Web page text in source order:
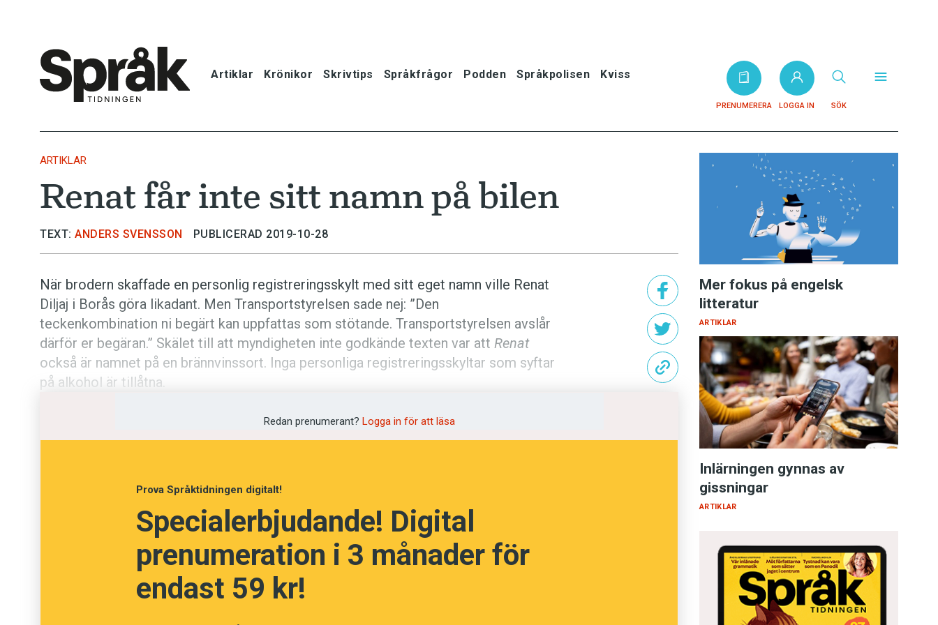
Artiklar Krönikor Skrivtips Språkfrågor Podden Språkpolisen Kviss
PRENUMERERA LOGGA IN SÖK
Krönikor
Språkfrågor
Bokrecensioner
Kviss
Anmäl till språkpolisen
Annonsera
Prenumerera
Läs Språktidningen digitalt
ARTIKLAR
Renat får inte sitt namn på bilen
TEXT: ANDERS SVENSSON PUBLICERAD 2019-10-28
När brodern skaffade en personlig registreringsskylt med sitt eget namn ville Renat
Diljaj i Borås göra likadant. Men Transportstyrelsen sade nej: ”Den
teckenkombination ni begärt kan uppfattas som stötande. Transportstyrelsen avslår
därför er begäran.” Skälet till att myndigheten inte godkände texten var att Renat
också är namnet på en brännvinssort. Inga personliga registreringsskyltar som syftar
på alkohol är tillåtna.
Redan prenumerant? Logga in för att läsa
Prova Språktidningen digitalt!
Specialerbjudande! Digital
prenumeration i 3 månader för
endast 59 kr!
Mer fokus på engelsk
litteratur
ARTIKLAR
Inlärningen gynnas av
gissningar
ARTIKLAR